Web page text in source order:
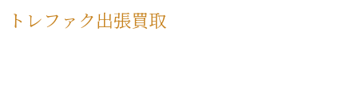
トレファク出張買取